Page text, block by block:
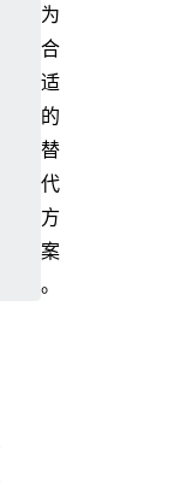
为
合
适
的
替
代
方
案
。